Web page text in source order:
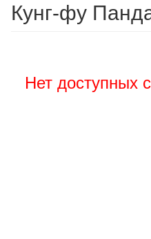
Кунг-фу
Нет доступных